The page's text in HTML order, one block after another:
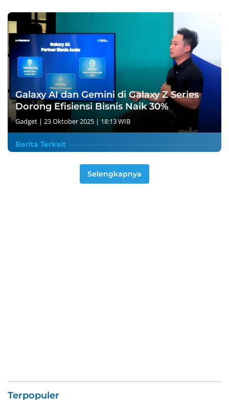
Galaxy AI dan Gemini di Galaxy Z Series
Dorong Efisiensi Bisnis Naik 30%
Gadget | 23 Oktober 2025 | 18:13 WIB
Berita Terkait
Selengkapnya
Terpopuler